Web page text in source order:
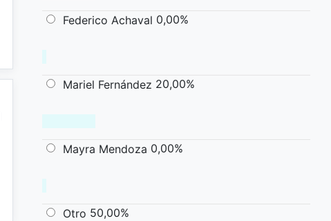
Federico Achaval 0,00%
Mariel Fernández 20,00%
Mayra Mendoza 0,00%
Otro 50,00%